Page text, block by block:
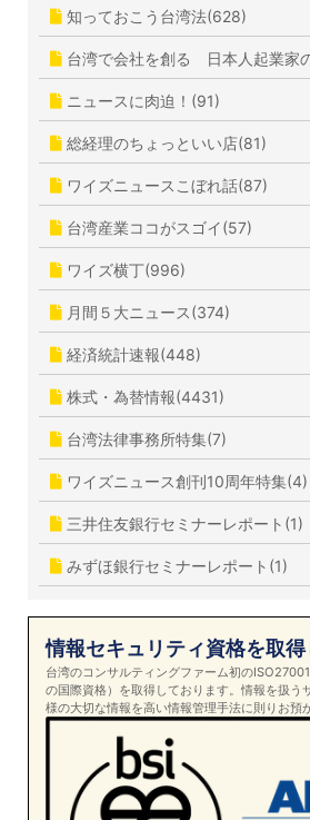
知っておこう台湾法(628)
台湾で会社を創る 日本人起業家
ニュースに肉迫！(91)
総経理のちょっといい店(81)
ワイズニュースこぼれ話(87)
台湾産業ココがスゴイ(57)
ワイズ横丁(996)
月間５大ニュース(374)
経済統計速報(448)
株式・為替情報(4431)
台湾法律事務所特集(7)
ワイズニュース創刊10周年特集(4)
三井住友銀行セミナーレポート(1)
みずほ銀行セミナーレポート(1)
情報セキュリティ資格を取
台湾のコンサルティングファーム初の
の国際資格）を取得しております。情報を扱う
様の大切な情報を高い情報管理手法に則りお預